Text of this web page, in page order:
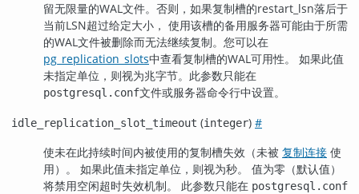
留无限量的WAL文件。否则，如果复制槽的restart_lsn落后于
当前LSN超过给定大小， 使用该槽的备用服务器可能由于所需
的WAL文件被删除而无法继续复制。您可以在
pg_replication_slots中查看复制槽的WAL可用性。 如果此值
未指定单位，则视为兆字节。此参数只能在
postgresql.conf文件或服务器命令行中设置。
idle_replication_slot_timeout (integer) #
使未在此持续时间内被使用的复制槽失效（未被 复制连接 使
用）。 如果此值未指定单位，则视为秒。 值为零（默认值）
将禁用空闲超时失效机制。 此参数只能在 postgresql.conf